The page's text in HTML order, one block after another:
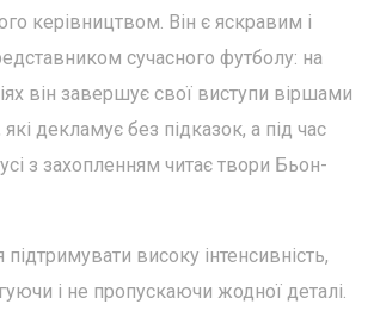
керівництвом. Він є яскравим і
сучасного футболу: на
він завершує свої виступи віршами
декламує без підказок, а під час
з захопленням читає твори Бьон-
підтримувати високу інтенсивність,
і не пропускаючи жодної деталі.